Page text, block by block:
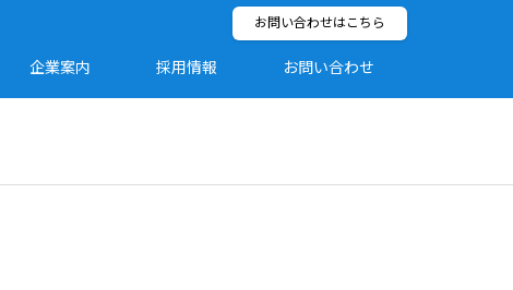
お問い合わせはこちら
企業案内 採用情報 お問い合わせ